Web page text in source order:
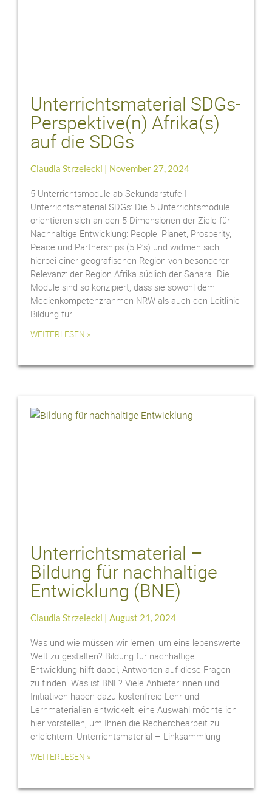
Unterrichtsmaterial SDGs-
Perspektive(n) Afrika(s)
auf die SDGs
Claudia Strzelecki November 27, 2024
5 Unterrichtsmodule ab Sekundarstufe I
Unterrichtsmaterial SDGs: Die 5 Unterrichtsmodule
orientieren sich an den 5 Dimensionen der Ziele für
Nachhaltige Entwicklung: People, Planet, Prosperity,
Peace und Partnerships (5 P’s) und widmen sich
hierbei einer geografischen Region von besonderer
Relevanz: der Region Afrika südlich der Sahara. Die
Module sind so konzipiert, dass sie sowohl dem
Medienkompetenzrahmen NRW als auch den Leitlinie
Bildung für
WEITERLESEN »
Unterrichtsmaterial –
Bildung für nachhaltige
Entwicklung (BNE)
Claudia Strzelecki August 21, 2024
Was und wie müssen wir lernen, um eine lebenswerte
Welt zu gestalten? Bildung für nachhaltige
Entwicklung hilft dabei, Antworten auf diese Fragen
zu finden. Was ist BNE? Viele Anbieter:innen und
Initiativen haben dazu kostenfreie Lehr-und
Lernmaterialien entwickelt, eine Auswahl möchte ich
hier vorstellen, um Ihnen die Recherchearbeit zu
erleichtern: Unterrichtsmaterial – Linksammlung
WEITERLESEN »